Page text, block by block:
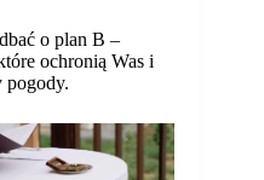
o plan B –
ochronią Was i
pogody.